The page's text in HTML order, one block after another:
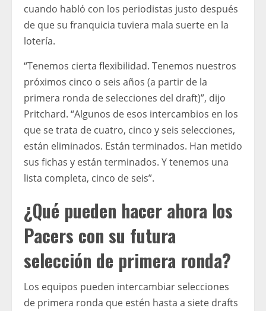
cuando habló con los periodistas justo después
de que su franquicia tuviera mala suerte en la
lotería.
“Tenemos cierta flexibilidad. Tenemos nuestros
próximos cinco o seis años (a partir de la
primera ronda de selecciones del draft)”, dijo
Pritchard. “Algunos de esos intercambios en los
que se trata de cuatro, cinco y seis selecciones,
están eliminados. Están terminados. Han metido
sus fichas y están terminados. Y tenemos una
lista completa, cinco de seis”.
¿Qué pueden hacer ahora los
Pacers con su futura
selección de primera ronda?
Los equipos pueden intercambiar selecciones
de primera ronda que estén hasta a siete drafts